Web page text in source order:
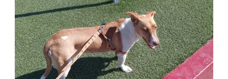
Felicidad